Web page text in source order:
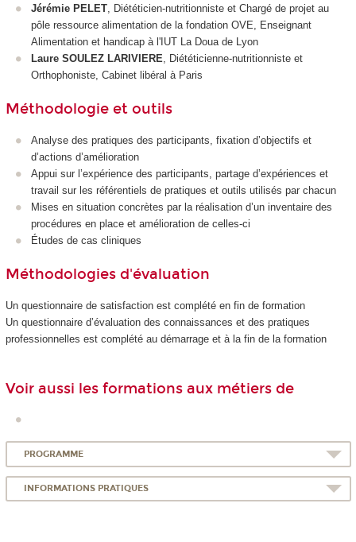
Jérémie PELET , Diététicien-nutritionniste et Chargé de projet au
pôle ressource alimentation de la fondation OVE, Enseignant
Alimentation et handicap à l'IUT La Doua de Lyon
Laure SOULEZ LARIVIERE , Diététicienne-nutritionniste et
Orthophoniste, Cabinet libéral à Paris
Méthodologie et outils
Analyse des pratiques des participants, fixation d’objectifs et
d’actions d’amélioration
Appui sur l’expérience des participants, partage d’expériences et
travail sur les référentiels de pratiques et outils utilisés par chacun
Mises en situation concrètes par la réalisation d’un inventaire des
procédures en place et amélioration de celles-ci
Études de cas cliniques
Méthodologies d'évaluation
Un questionnaire de satisfaction est complété en fin de formation
Un questionnaire d’évaluation des connaissances et des pratiques
professionnelles est complété au démarrage et à la fin de la formation
Voir aussi les formations aux métiers de
PROGRAMME
INFORMATIONS PRATIQUES